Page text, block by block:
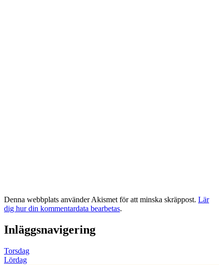
Denna webbplats använder Akismet för att minska skräppost. Lär
dig hur din kommentardata bearbetas.
Inläggsnavigering
Torsdag
Lördag